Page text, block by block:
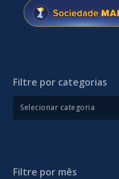
Filtre por categorias
Filtre por mês